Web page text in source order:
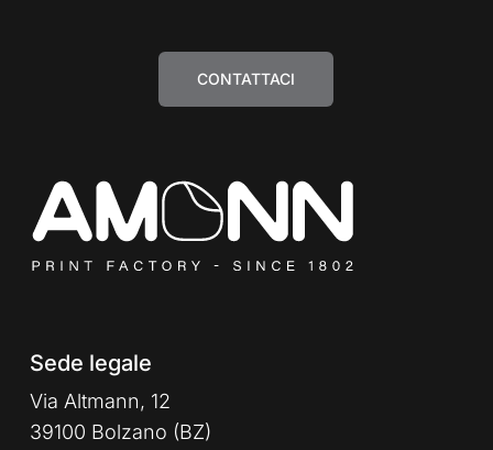
CONTATTACI
Sede legale
Via Altmann, 12
39100 Bolzano (BZ)